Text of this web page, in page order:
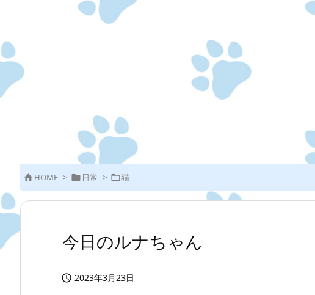
 HOME >  日常 > 猫
今日のルナちゃん
 2023年3月23日